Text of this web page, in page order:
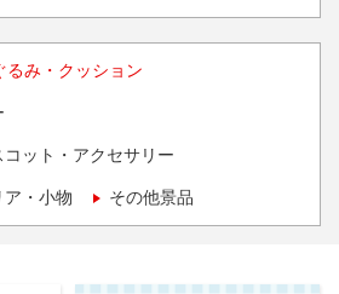
るみ・クッション
ット・アクセサリー
・小物 その他景品